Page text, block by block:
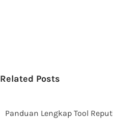
Related Posts
Panduan Lengkap Tool